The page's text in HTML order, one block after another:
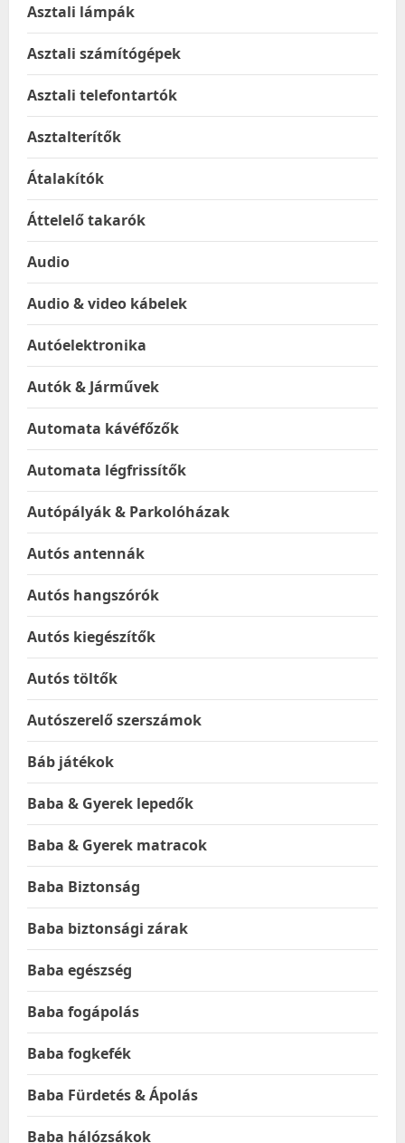
Asztali lámpák
Asztali számítógépek
Asztali telefontartók
Asztalterítők
Átalakítók
Áttelelő takarók
Audio
Audio & video kábelek
Autóelektronika
Autók & Járművek
Automata kávéfőzők
Automata légfrissítők
Autópályák & Parkolóházak
Autós antennák
Autós hangszórók
Autós kiegészítők
Autós töltők
Autószerelő szerszámok
Báb játékok
Baba & Gyerek lepedők
Baba & Gyerek matracok
Baba Biztonság
Baba biztonsági zárak
Baba egészség
Baba fogápolás
Baba fogkefék
Baba Fürdetés & Ápolás
Baba hálózsákok